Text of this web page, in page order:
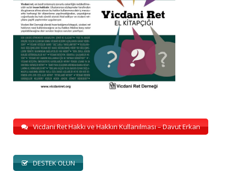
Vicdani Ret Hakkı ve Hakkın Kullanılması – Davut Erkan
DESTEK OLUN